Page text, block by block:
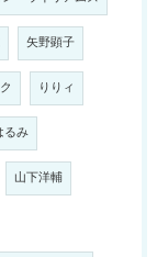
矢野顕子
りりィ
るみ
山下洋輔